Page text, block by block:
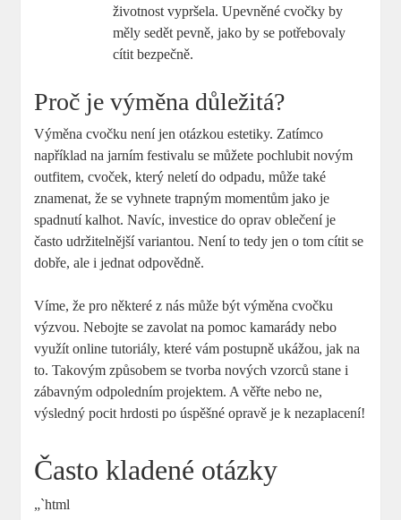
životnost vypršela. Upevněné cvočky by
měly sedět pevně, jako by se potřebovaly
cítit bezpečně.
Proč je výměna důležitá?
Výměna cvočku není jen otázkou estetiky. Zatímco
například na jarním festivalu se můžete pochlubit novým
outfitem, cvoček, který neletí do odpadu, může také
znamenat, že se vyhnete trapným momentům jako je
spadnutí kalhot. Navíc, investice do oprav oblečení je
často udržitelnější variantou. Není to tedy jen o tom cítit se
dobře, ale i jednat odpovědně.
Víme, že pro některé z nás může být výměna cvočku
výzvou. Nebojte se zavolat na pomoc kamarády nebo
využít online tutoriály, které vám postupně ukážou, jak na
to. Takovým způsobem se tvorba nových vzorců stane i
zábavným odpoledním projektem. A věřte nebo ne,
výsledný pocit hrdosti po úspěšné opravě je k nezaplacení!
Často kladené otázky
„`html